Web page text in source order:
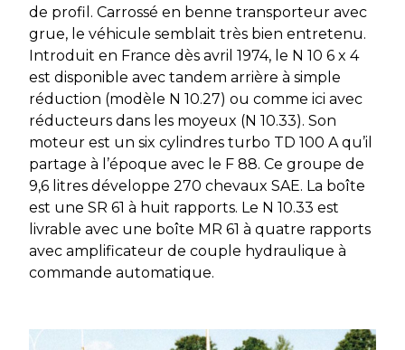
de profil. Carrossé en benne transporteur avec
grue, le véhicule semblait très bien entretenu.
Introduit en France dès avril 1974, le N 10 6 x 4
est disponible avec tandem arrière à simple
réduction (modèle N 10.27) ou comme ici avec
réducteurs dans les moyeux (N 10.33). Son
moteur est un six cylindres turbo TD 100 A qu’il
partage à l’époque avec le F 88. Ce groupe de
9,6 litres développe 270 chevaux SAE. La boîte
est une SR 61 à huit rapports. Le N 10.33 est
livrable avec une boîte MR 61 à quatre rapports
avec amplificateur de couple hydraulique à
commande automatique.